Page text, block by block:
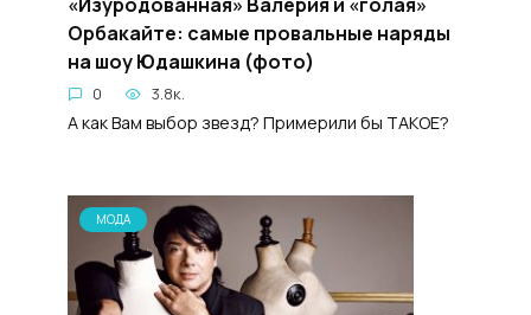
Орбакайте: самые провальные наряды
на шоу Юдашкина (фото)
0 3.8к.
А как Вам выбор звезд? Примерили бы ТАКОЕ?
МОДА